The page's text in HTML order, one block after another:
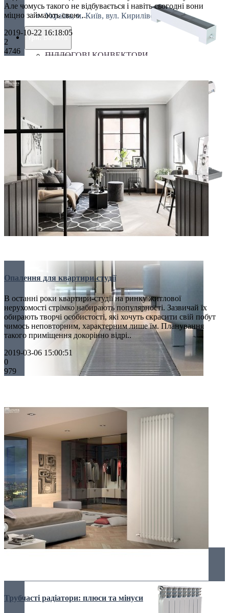
Україна, м. Київ, вул. Кирилівська, 160А
грн. Валюта
грн. Гривна
Українська
Russian
Українська
ПІДЛОГОВІ КОНВЕКТОРИ
ПЛІНТУСНІ КОНВЕКТОРИ
СПЕЦІАЛЬНІ КОНВЕКТОРИ
Але чомусь такого не відбувається і навіть сьогодні вони
міцно займають свою ..
2019-10-22 16:18:05
2
4746
Опалення для квартири-студії
В останні роки квартири-студії на ринку житлової
нерухомості стрімко набирають популярності. Зазвичай їх
обирають творчі особистості, які хочуть скрасити свій побут
чимось неповторним, характерним лише їм. Планування
такого приміщення докорінно відрі..
2019-03-06 15:00:51
0
979
Трубчасті радіатори: плюси та мінуси